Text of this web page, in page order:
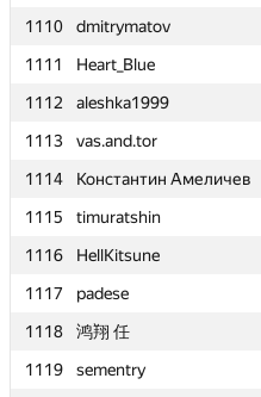
1110
dmitrymatov
1111
Heart_Blue
1112
aleshka1999
1113
vas.and.tor
1114
Константин Амеличев
1115
timuratshin
1116
HellKitsune
1117
padese
1118
鸿翔 任
1119
sementry
1110
dmitrymatov
1111
Heart_Blue
1112
aleshka1999
1113
vas.and.tor
1114
Константин Амеличев
1115
timuratshin
1116
HellKitsune
1117
padese
1118
鸿翔 任
1119
sementry